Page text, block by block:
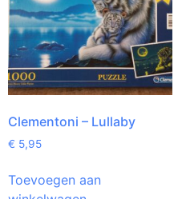
Clementoni – Lullaby
€ 5,95
Toevoegen aan